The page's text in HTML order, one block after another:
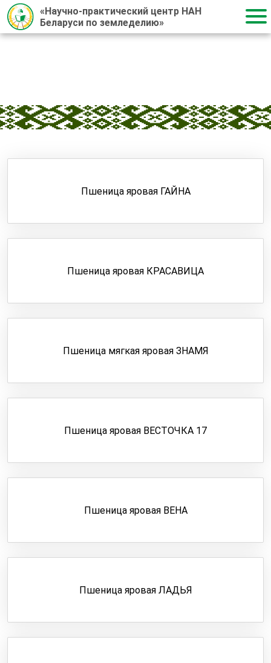
«Научно-практический центр НАН
Беларуси по земледелию»
Пшеница яровая ГАЙНА
Пшеница яровая КРАСАВИЦА
Пшеница мягкая яровая ЗНАМЯ
Пшеница яровая ВЕСТОЧКА 17
Пшеница яровая ВЕНА
Пшеница яровая ЛАДЬЯ